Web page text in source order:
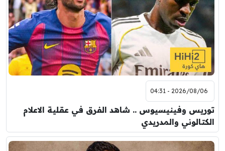
2026/08/06 - 04:31
توريس وفينيسيوس .. شاهد الفرق في عقلية الاعلام
الكتالوني والمدريدي